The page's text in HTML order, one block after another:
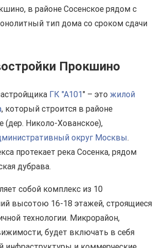
в районе Сосенское рядом с
тип дома со сроком сдачи
Прокшино
ГК "А101" – это жилой
, который строится в районе
(дер. Николо-Хованское),
округ Москвы.
протекает река Сосенка, рядом
дубрава.
собой комплекс из 10
высотою 16-18 этажей, строящиеся
технологии. Микрорайон,
будет включать в себя